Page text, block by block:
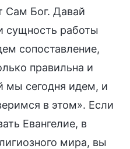
Сам Бог. Давай
сущность работы
сопоставление,
правильна и
мы сегодня идем, и
в этом». Если
Евангелие, в
мира, вы